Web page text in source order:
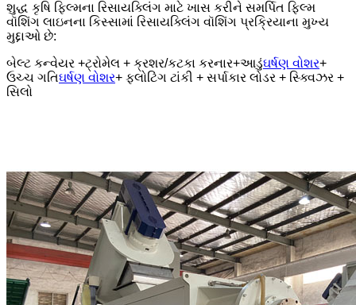
શુદ્ધ કૃષિ ફિલ્મના રિસાયક્લિંગ માટે ખાસ કરીને સમર્પિત ફિલ્મ
વૉશિંગ લાઇનના કિસ્સામાં રિસાયક્લિંગ વૉશિંગ પ્રક્રિયાના મુખ્ય
મુદ્દાઓ છે:
બેલ્ટ કન્વેયર +ટ્રોમેલ + ક્રશર/કટકા કરનાર+આડુંઘર્ષણ વોશર+
ઉચ્ચ ગતિઘર્ષણ વોશર+ ફ્લોટિંગ ટાંકી + સર્પાકાર લોડર + સ્ક્વિઝર +
સિલો